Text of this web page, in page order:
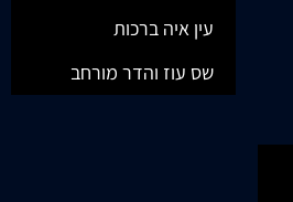
עין איה ברכות
שס עוז והדר מורחב